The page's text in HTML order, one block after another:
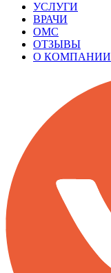
УСЛУГИ
ВРАЧИ
ОМС
ОТЗЫВЫ
О КОМПАНИИ